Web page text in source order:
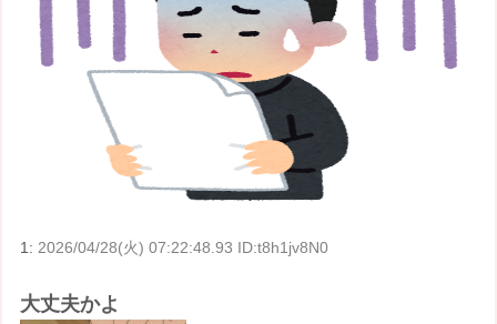
1: 2026/04/28(火) 07:22:48.93 ID:t8h1jv8N0
大丈夫かよ